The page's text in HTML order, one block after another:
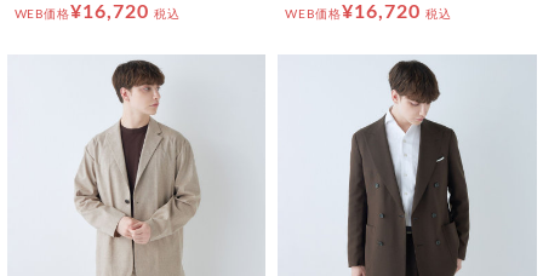
WEB価格¥16,720 税込 WEB価格¥16,720 税込